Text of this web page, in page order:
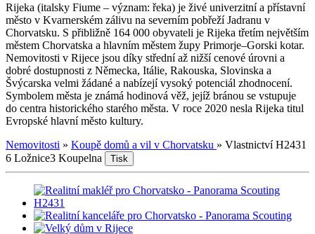
Rijeka (italsky Fiume – význam: řeka) je živé univerzitní a přístavní
město v Kvarnerském zálivu na severním pobřeží Jadranu v
Chorvatsku. S přibližně 164 000 obyvateli je Rijeka třetím největším
městem Chorvatska a hlavním městem župy Primorje–Gorski kotar.
Nemovitosti v Rijece jsou díky střední až nižší cenové úrovni a
dobré dostupnosti z Německa, Itálie, Rakouska, Slovinska a
Švýcarska velmi žádané a nabízejí vysoký potenciál zhodnocení.
Symbolem města je známá hodinová věž, jejíž bránou se vstupuje
do centra historického starého města. V roce 2020 nesla Rijeka titul
Evropské hlavní město kultury.
Nemovitosti » Koupě domů a vil v Chorvatsku » Vlastnictví H2431
6 Ložnice3 Koupelna Tisk